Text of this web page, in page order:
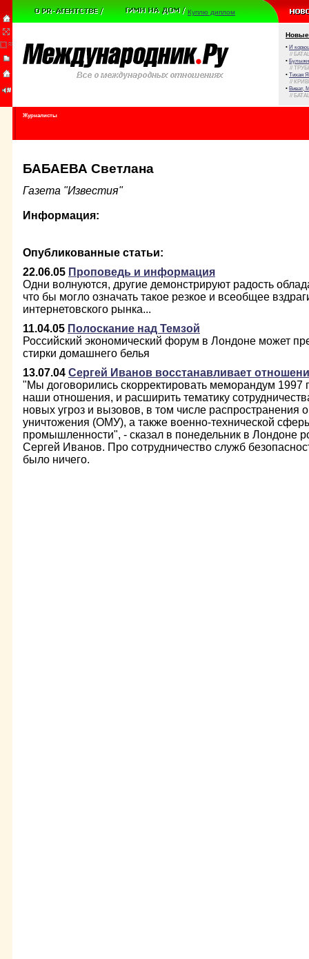
Куплю диплом
Новые
• И
//
•
//
• Тихая
//
• Виват,
//
Журналисты
БАБАЕВА Светлана
Газета "Известия"
Информация:
Опубликованные статьи:
22.06.05 Проповедь и информация
Одни волнуются, другие демонстрируют радость
что бы могло означать такое резкое и всеобщее
интернетовского рынка...
11.04.05 Полоскание над Темзой
Российский экономический форум в Лондоне может
стирки домашнего белья
13.07.04 Сергей Иванов восстанавливает
"Мы договорились скорректировать меморандум 1997
наши отношения, и расширить тематику
новых угроз и вызовов, в том числе распространения
уничтожения (ОМУ), а также военно-технической
промышленности", - сказал в понедельник в Лондоне
Сергей Иванов. Про сотрудничество служб
было ничего.